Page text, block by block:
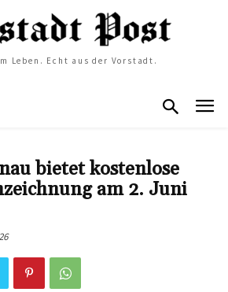
Leben. Echt aus der Vorstadt.
bietet kostenlose
am 2. Juni